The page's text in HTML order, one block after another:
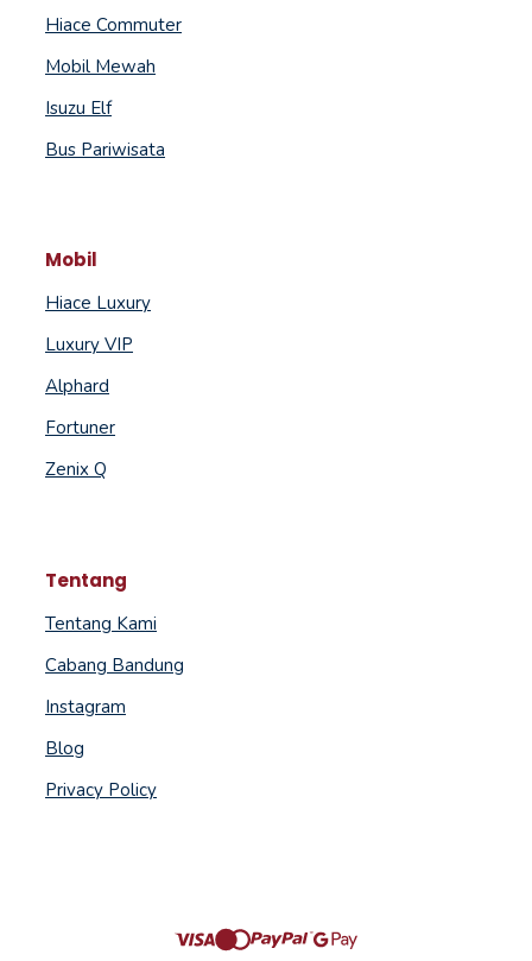
Hiace Commuter
Mobil Mewah
Isuzu Elf
Bus Pariwisata
Mobil
Hiace Luxury
Luxury VIP
Alphard
Fortuner
Zenix Q
Tentang
Tentang Kami
Cabang Bandung
Instagram
Blog
Privacy Policy